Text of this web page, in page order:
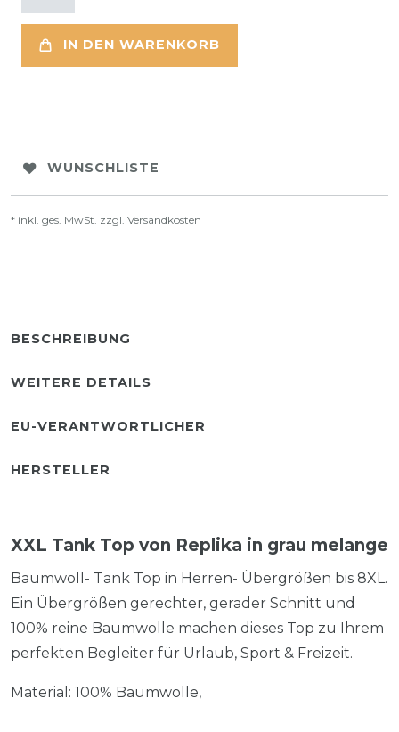
IN DEN WARENKORB
WUNSCHLISTE
* inkl. ges. MwSt. zzgl. Versandkosten
BESCHREIBUNG
WEITERE DETAILS
EU-VERANTWORTLICHER
HERSTELLER
XXL Tank Top von Replika in grau melange
Baumwoll- Tank Top in Herren- Übergrößen bis 8XL.
Ein Übergrößen gerechter, gerader Schnitt und
100% reine Baumwolle machen dieses Top zu Ihrem
perfekten Begleiter für Urlaub, Sport & Freizeit.
Material: 100% Baumwolle,